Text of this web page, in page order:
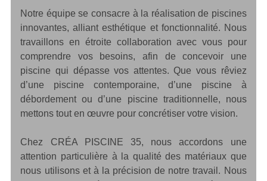
Notre équipe se consacre à la réalisation de piscines
innovantes, alliant esthétique et fonctionnalité. Nous
travaillons en étroite collaboration avec vous pour
comprendre vos besoins, afin de concevoir une
piscine qui dépasse vos attentes. Que vous rêviez
d’une piscine contemporaine, d’une piscine à
débordement ou d’une piscine traditionnelle, nous
mettons tout en œuvre pour concrétiser votre vision.
Chez CRÉA PISCINE 35, nous accordons une
attention particulière à la qualité des matériaux que
nous utilisons et à la précision de notre travail. Nous